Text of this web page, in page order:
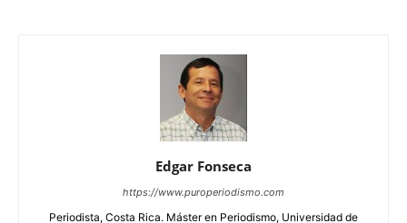
Edgar Fonseca
https://www.puroperiodismo.com
Periodista, Costa Rica. Máster en Periodismo, Universidad de